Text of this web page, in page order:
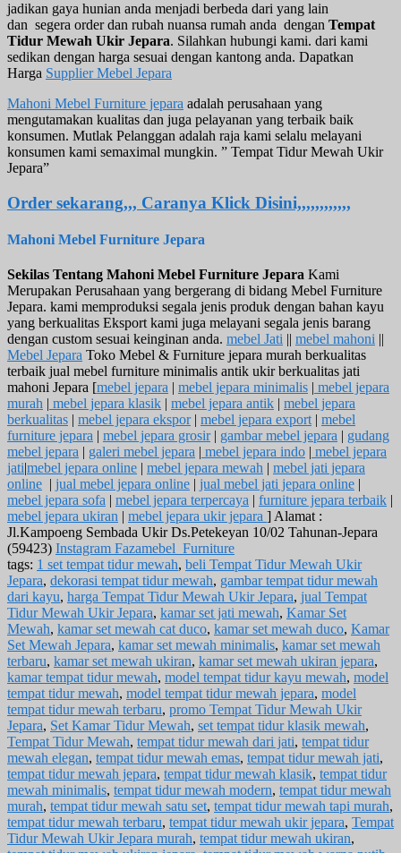
jadikan gaya hunian anda menjadi berbeda dari yang lain
dan segera order dan rubah nuansa rumah anda dengan Tempat
Tidur Mewah Ukir Jepara. Silahkan hubungi kami. dari kami
sedikan dengan harga sesuai dengan kantong anda. Dapatkan
Harga Supplier Mebel Jepara
Mahoni Mebel Furniture jepara adalah perusahaan yang
mengutamakan kualitas dan juga pelayanan yang terbaik baik
konsumen. Mutlak Pelanggan adalah raja kami selalu melayani
konsumen kami semaximal mungkin. ” Tempat Tidur Mewah Ukir
Jepara”
Order sekarang,,, Caranya Klick Disini,,,,,,,,,,,,
Mahoni Mebel Furniture Jepara
Sekilas Tentang Mahoni Mebel Furniture Jepara Kami
Merupakan Perusahaan yang bergerang di bidang Mebel Furniture
Jepara. kami memproduksi segala jenis produk dengan bahan kayu
yang berkualitas Eksport kami juga melayani segala jenis barang
dengan custom sesuai keinginan anda. mebel Jati || mebel mahoni ||
Mebel Jepara Toko Mebel & Furniture jepara murah berkualitas
terbaik jual mebel furniture minimalis antik ukir berkualitas jati
mahoni Jepara [mebel jepara | mebel jepara minimalis | mebel jepara
murah | mebel jepara klasik | mebel jepara antik | mebel jepara
berkualitas | mebel jepara ekspor| mebel jepara export | mebel
furniture jepara | mebel jepara grosir| gambar mebel jepara | gudang
mebel jepara | galeri mebel jepara | mebel jepara indo | mebel jepara
jati|mebel jepara online | mebel jepara mewah | mebel jati jepara
online | jual mebel jepara online | jual mebel jati jepara online |
mebel jepara sofa | mebel jepara terpercaya | furniture jepara terbaik |
mebel jepara ukiran | mebel jepara ukir jepara ] Alamat :
Jl.Kampoeng Sembada Ukir Ds.Petekeyan 10/02 Tahunan-Jepara
(59423) Instagram Fazamebel_Furniture
tags: 1 set tempat tidur mewah, beli Tempat Tidur Mewah Ukir
Jepara, dekorasi tempat tidur mewah, gambar tempat tidur mewah
dari kayu, harga Tempat Tidur Mewah Ukir Jepara, jual Tempat
Tidur Mewah Ukir Jepara, kamar set jati mewah, Kamar Set
Mewah, kamar set mewah cat duco, kamar set mewah duco, Kamar
Set Mewah Jepara, kamar set mewah minimalis, kamar set mewah
terbaru, kamar set mewah ukiran, kamar set mewah ukiran jepara,
kamar tempat tidur mewah, model tempat tidur kayu mewah, model
tempat tidur mewah, model tempat tidur mewah jepara, model
tempat tidur mewah terbaru, promo Tempat Tidur Mewah Ukir
Jepara, Set Kamar Tidur Mewah, set tempat tidur klasik mewah,
Tempat Tidur Mewah, tempat tidur mewah dari jati, tempat tidur
mewah elegan, tempat tidur mewah emas, tempat tidur mewah jati,
tempat tidur mewah jepara, tempat tidur mewah klasik, tempat tidur
mewah minimalis, tempat tidur mewah modern, tempat tidur mewah
murah, tempat tidur mewah satu set, tempat tidur mewah tapi murah,
tempat tidur mewah terbaru, tempat tidur mewah ukir jepara, Tempat
Tidur Mewah Ukir Jepara murah, tempat tidur mewah ukiran,